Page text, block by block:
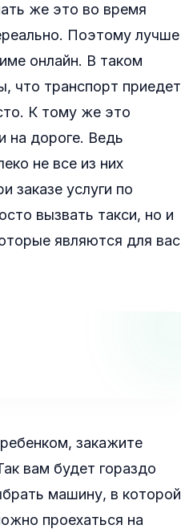
же это во время
Поэтому лучше
онлайн. В таком
что транспорт приедет
К тому же это
на дороге. Ведь
не все из них
заказе услуги по
вызвать такси, но и
являются для вас
закажите
вам будет гораздо
машину, в которой
проехаться на